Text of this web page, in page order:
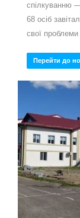
спілкуванню
68 осіб
свої
Перейти до